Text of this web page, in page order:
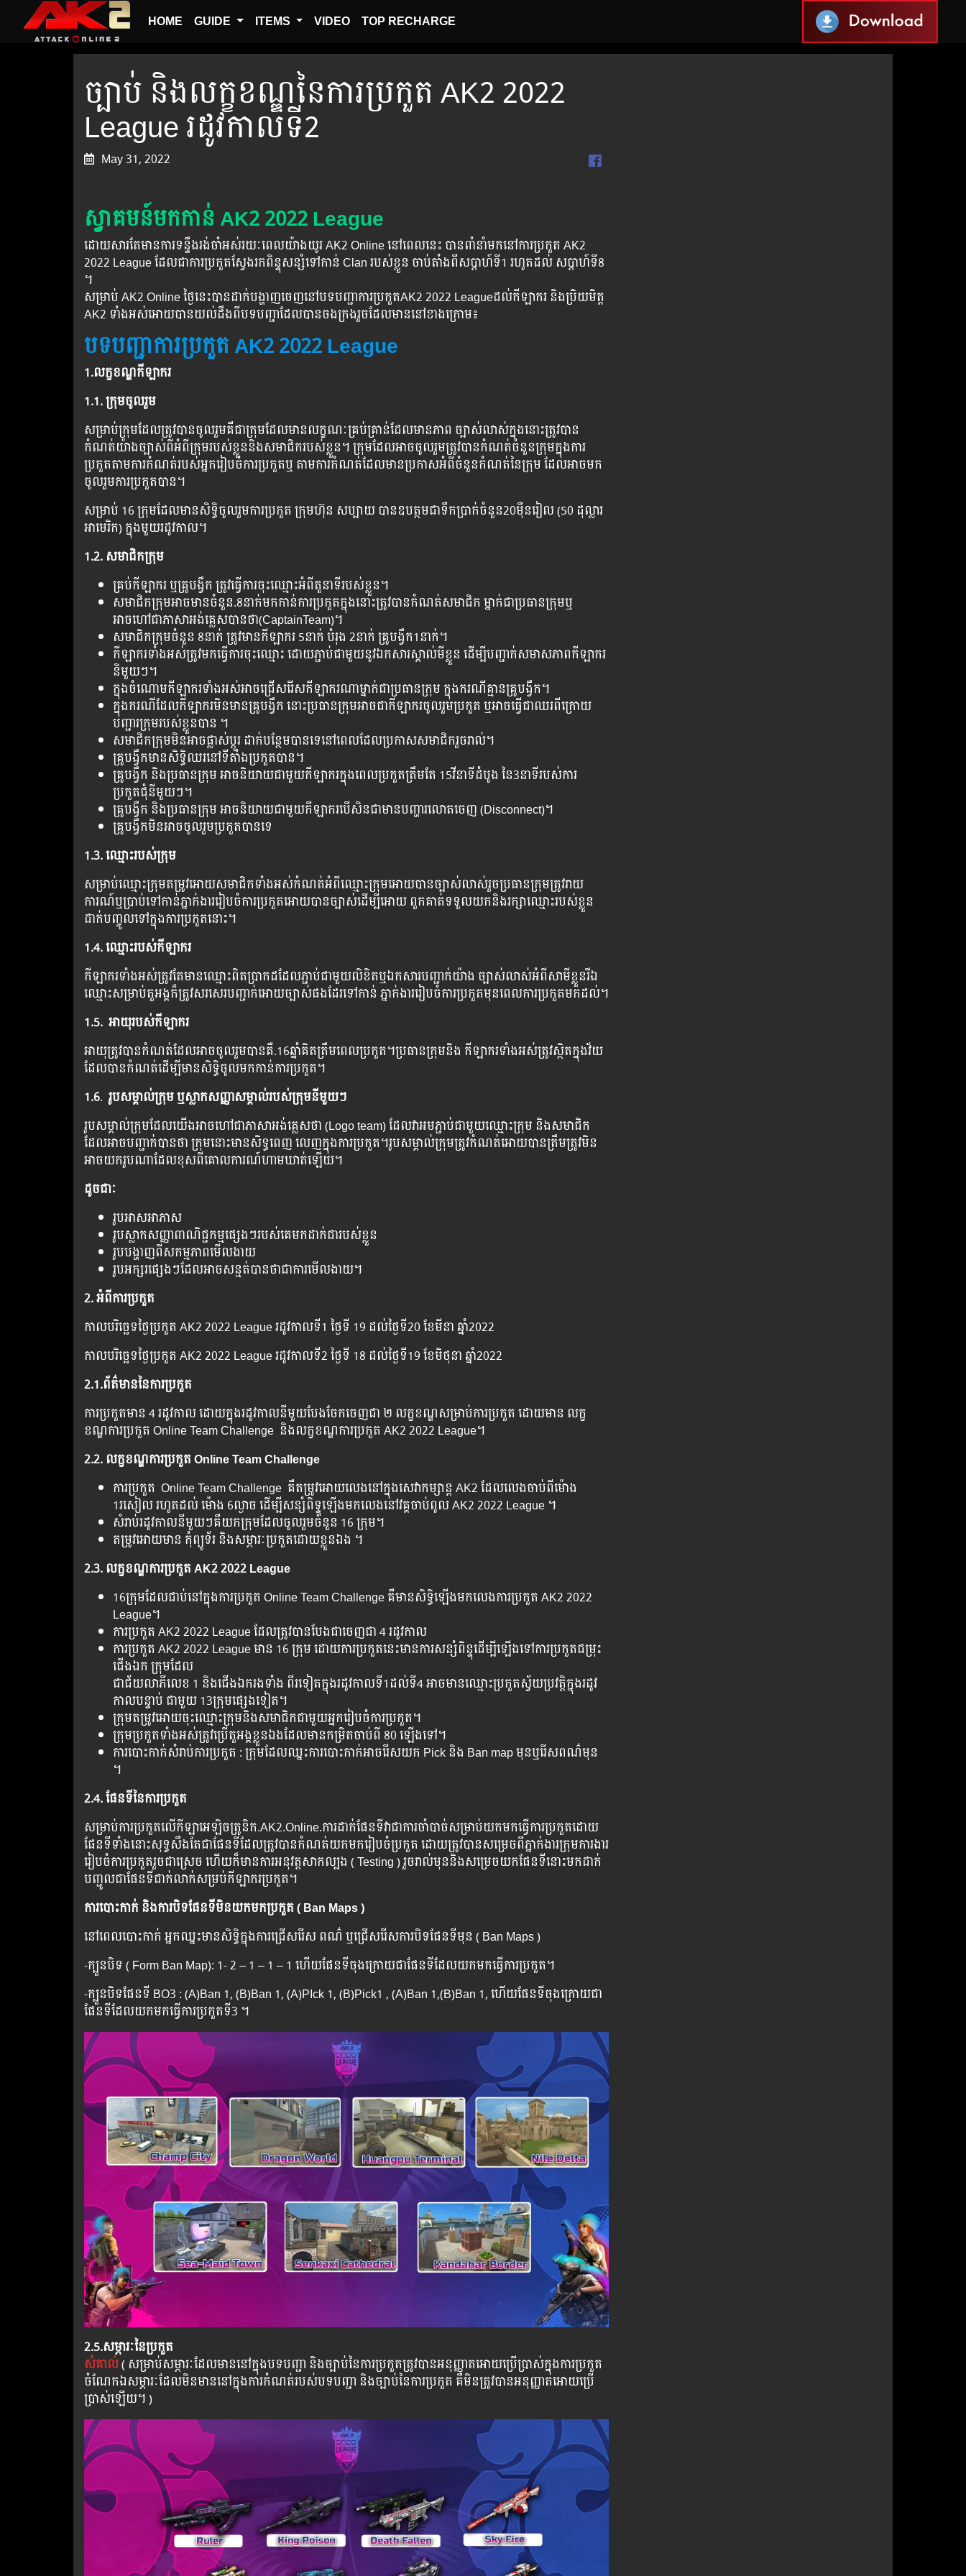
HOME GUIDE ITEMS VIDEO TOP RECHARGE
ច្បាប់ និងលក្ខខណ្ឌនៃការប្រកួត AK2 2022
League រដូវកាលទី2
May 31, 2022
ស្វាគមន៍មកកាន់ AK2 2022 League
ដោយសារតែមានការទន្ទឹងរង់ចាំអស់រយៈពេលយ៉ាងយូរ AK2 Online នៅពេលនេះ បានពាំនាំមកនៅការប្រកួត AK2
2022 League ដែលជាការប្រកួតស្វែងរកពិន្ទុសន្សំទៅកាន់ Clan របស់ខ្លួន ចាប់តាំងពីសប្ដាហ៍ទី1 រហូតដល់ សប្ដាហ៍ទី8
។
សម្រាប់ AK2 Online ថ្ងៃនេះបានដាក់បង្ហាញចេញនៅបទបញ្ជាការប្រកួតAK2 2022 Leagueដល់កីឡាករ និងប្រិយមិត្ត
AK2 ទាំងអស់អោយបានយល់ដឹងពីបទបញ្ជាដែលបានចងក្រងរួចដែលមាននៅខាងក្រោម៖
បទបញ្ជាការប្រកួត AK2 2022 League
1.លក្ខខណ្ឌកីឡាករ
1.1. ក្រុមចូលរួម
សម្រាប់ក្រុមដែលត្រូវបានចូលរួមគឺជាក្រុមដែលមានលក្ខណៈគ្រប់គ្រាន់ដែលមានភាព ច្បាស់លាស់ក្នុងនោះត្រូវបាន
កំណត់យ៉ាងច្បាស់ពីអំពីក្រុមរបស់ខ្លួននិងសមាជិករបស់ខ្លួន។ ក្រុមដែលអាចចូលរួមត្រូវបានកំណត់ចំនួនក្រុមក្នុងការ
ប្រកួតតាមការកំណត់របស់អ្នករៀបចំការប្រកួតឬ តាមការកំណត់ដែលមានប្រកាសអំពីចំនួនកំណត់នៃក្រុម ដែលអាចមក
ចូលរួមការប្រកួតបាន។
សម្រាប់ 16 ក្រុមដែលមានសិទ្ធិចូលរួមការប្រកួត ក្រុមហ៊ុន សប្បាយ បានឧបត្ថមជាទឹកប្រាក់ចំនួន​20ម៉ឺនរៀល (50 ដុល្លារ
អាមេរិក) ក្នុងមួយរដូវកាល។
1.2. សមាជិកក្រុម
គ្រប់កីឡាករ ឬគ្រូបង្វឹក ត្រូវធ្វើការចុះឈ្មោះអំពីតួនាទីរបស់ខ្លួន។
សមាជិកក្រុមអាចមានចំនួន.8នាក់មកកាន់ការប្រកួតក្នុងនោះត្រូវបានកំណត់សមាជិក ម្នាក់ជាប្រធានក្រុមឬ
អាចហៅជាភាសាអង់គ្លេសបានថា(CaptainTeam)។
សមាជិកក្រុមចំនួន 8នាក់ ត្រូវមានកីឡាករ 5នាក់ បំរុង 2នាក់ គ្រូបង្វឹក1នាក់។
កីឡាករទាំងអស់ត្រូវមកធ្វើការចុះឈ្មោះ ដោយភ្ជាប់ជាមួយនូវឯកសារស្គាល់មីខ្លួន ដើម្បីបញ្ជាក់សមាសភាពកីឡាករ
និមួយៗ។
ក្នុងចំណោមកីឡាករទាំងអស់អាចជ្រើសរើសកីឡាករណាម្នាក់ជាប្រធានក្រុម ក្នុងករណីគ្មានគ្រូបង្វឹក។
ក្នុងករណីដែលកីឡាករមិនមានគ្រូបង្វឹក នោះប្រធានក្រុមអាចជាកីឡាករចូលរួមប្រកួត ឬអាចធ្វើជាឈរពីក្រោយ
បញ្ជារក្រុមរបស់ខ្លួនបាន ។
សមាជិកក្រុមមិនអាចផ្លាស់ប្តូរ ដាក់បន្ថែមបានទេនៅពេលដែលប្រកាសសមាជិករួចរាល់។
គ្រូបង្វឹកមានសិទ្ធិឈរនៅទីតាំងប្រកួតបាន។
គ្រូបង្វឹក និងប្រធានក្រុម អាចនិយាយជាមួយកីឡាករក្នុងពេលប្រកួតត្រឹមតែ 15វីនាទីដំបូង នៃ3នាទីរបស់ការ
ប្រកួតជុំនីមួយៗ​។
គ្រូបង្វឹក និងប្រធានក្រុម អាចនិយាយជាមួយកីឡាករបើសិនជាមានបញ្ហារលោតចេញ (Disconnect)។
គ្រូបង្វឹកមិនអាចចូលរួមប្រកួតបានទេ
1.3. ឈ្មោះរបស់ក្រុម
សម្រាប់ឈ្មោះក្រុមតម្រូវអោយសមាជិកទាំងអស់កំណត់អំពីឈ្មោះក្រុមអោយបានច្បាស់លាស់រួចប្រធានក្រុមត្រូវរាយ
ការណ៍ឬប្រាប់ទៅកាន់ភ្នាក់ងាររៀបចំការប្រកួតអោយបានច្បាស់ដើម្បីអោយ ពួកគាត់ទទួលយកនិងរក្សាឈ្មោះរបស់ខ្លួន
ដាក់បញ្ចូលទៅក្នុងការប្រកួតនោះ។
1.4. ឈ្មោះរបស់កីឡាករ
កីឡាករទាំងអស់ត្រូវតែមានឈ្មោះពិតប្រាកដដែលភ្ជាប់ជាមួយលិខិតឬឯកសារបញ្ជាក់យ៉ាង ច្បាស់លាស់អំពីសាមីខ្លួនរីឯ
ឈ្មោះសម្រាប់តួអង្គក៏ត្រូវសរសេរបញ្ជាក់អោយច្បាស់ផងដែរទៅកាន់ ភ្នាក់ងាររៀបចំការប្រកួតមុនពេលការប្រកួតមកដល់។
1.5. អាយុរបស់កីឡាករ
អាយុត្រូវបានកំណត់ដែលអាចចូលរួមបានគឺ.16ឆ្នាំគិតត្រឹមពេលប្រកួត។ប្រធានក្រុមនិង កីឡាករទាំងអស់ត្រូវស្ថិតក្នុងវ័យ
ដែលបានកំណត់ដើម្បីមានសិទ្ធិចូលមកកាន់ការប្រកួត។
1.6. រូបសម្គាល់ក្រុម ឬស្លាកសញ្ញាសម្គាល់របស់ក្រុមនីមួយៗ
រូបសម្គាល់ក្រុមដែលយើងអាចហៅជាភាសាអង់គ្លេសថា (Logo ​​​team) ដែលវាអមភ្ជាប់ជាមួយឈ្មោះក្រុម និងសមាជិក
ដែលអាចបញ្ជាក់បានថា ក្រុមនោះមានសិទ្ធពេញ លេញក្នុងការប្រកួត។រូបសម្គាល់ក្រុមត្រូវកំណត់អោយបានត្រឹមត្រូវមិន
អាចយករូបណាដែលខុសពីគោលការណ៍ហាមឃាត់ឡើយ។
ដូចជាៈ
រូបអាសអាភាស
រូបស្លាកសញ្ញាពាណិជ្ជកម្មផ្សេងៗរបស់គេមកដាក់ជារបស់ខ្លួន
រូបបង្ហាញពីសកម្មភាពមើលងាយ
រូបអក្សរផ្សេងៗដែលអាចសន្មត់បានថាជាការមើលងាយ។
2. អំពីការប្រកួត
កាលបរិច្ឆេទថ្ងៃប្រកួត AK2 2022 League រដូវកាលទី1 ថ្ងៃទី 19 ដល់ថ្ងៃទី20 ខែមីនា ឆ្នាំ2022
កាលបរិច្ឆេទថ្ងៃប្រកួត AK2 2022 League រដូវកាលទី2 ថ្ងៃទី 18 ដល់ថ្ងៃទី19 ខែមិថុនា ឆ្នាំ2022
2.1.ព័ត៌មាននៃការប្រកួត
ការប្រកួតមាន 4 រដូវកាល ដោយក្នុងរដូវកាលនីមួយបែងចែកចេញជា ២ លក្ខខណ្ឌសម្រាប់ការប្រកួត ដោយមាន លក្ខ
ខណ្ឌការប្រកួត Online Team Challenge និងលក្ខខណ្ឌការប្រកួត​ AK2 2022 League។
2.2. លក្ខខណ្ឌការប្រកួត Online Team Challenge
ការប្រកួត Online Team Challenge គឺតម្រូវអោយលេងនៅក្នុងសេវាកម្សាន្ត AK2 ដែលលេងចាប់ពីម៉ោង
1រសៀល រហូតដល់ ម៉ោង 6ល្ងាច ដើម្បីសន្សំពិទ្ទុឡើងមកលេងនៅវគ្គចាប់ពូល AK2 2022 League ។
សំរាប់រដូវកាលនីមួយៗគឺយកក្រុមដែលចូលរួមចំនួន 16 ក្រុម។
តម្រូវអោយមាន កុំព្យូទ័រ និងសម្ភារៈប្រកួតដោយខ្លួនឯង ។
2.3. លក្ខខណ្ឌការប្រកួត AK2 2022 League
16ក្រុមដែលជាប់នៅក្នុង​ការប្រកួត Online Team Challenge គឺមានសិទ្ធិឡើងមកលេងការប្រកួត AK2 2022
League។
ការប្រកួត AK2 2022 League ដែលត្រូវបានបែងជាចេញជា 4 រដូវកាល
ការប្រកួត AK2 2022 League មាន 16 ក្រុម ដោយការប្រកួតនេះមានការសន្សំពិន្ទុដើម្បីឡើងទៅការប្រកួតជម្រុះ
ជើងឯក ក្រុមដែល
ជាជ័យលាភីលេខ 1 និងជើងឯករងទាំង ពីរទៀតក្នុងរដូវកាលទី1ដល់ទី4 អាចមានឈ្មោះប្រកួតស្វ័យប្រវត្តិក្នុងរដូវ
កាលបន្ទាប់ ជាមួយ 13ក្រុមផ្សេងទៀត។
ក្រុមតម្រូវអោយចុះឈ្មោះក្រុមនិងសមាជិកជាមួយអ្នករៀបចំការប្រកួត។
ក្រុមប្រកួតទាំងអស់ត្រូវប្រើតួអង្គខ្លួនឯងដែលមានកម្រិតចាប់ពី 80 ឡើងទៅ។
ការបោះកាក់សំរាប់ការប្រកួត : ក្រុមដែលឈ្នះការបោះកាក់អាចរើសយក Pick និង Ban map មុនឬរើសពណ៌មុន
។
2.4. ផែនទីនៃការប្រកួត
សម្រាប់ការប្រកួតលើកីឡាអេឡិចត្រូនិក.AK2.Online.ការដាក់ផែនទីវាជាការចាំបាច់សម្រាប់យកមកធ្វើការប្រកួតដោយ
ផែនទីទាំងនោះសុទ្ធសឹងតែជាផែនទីដែលត្រូវបានកំណត់យកមករៀបចំប្រកួត ដោយត្រូវបានសម្រេចពីភ្នាក់ងារក្រុមការងារ
រៀបចំការប្រកួតរួចជាស្រេច ហើយក៏មានការអនុវត្តសាកល្បង ( Testing ) រួចរាល់មុននិងសម្រេចយកផែនទីនោះមកដាក់
បញ្ជូលជាផែនទីជាក់លាក់សម្រប់កីឡាករប្រកួត។
ការបោះកាក់ និងការបិទផែនទីមិនយកមកប្រកួត ( Ban Maps )
នៅពេលបោះកាក់ អ្នកឈ្នះមានសិទ្ធិក្នុងការជ្រើសរើស ពណ៌ ឬជ្រើសរើសការបិទផែនទីមុន​ ( Ban Maps )
-ក្បួនបិទ ( Form Ban Map): 1- 2 – 1 – 1 – 1 ហើយផែនទីចុងក្រោយជាផែនទីដែលយកមកធ្វើការប្រកួត។
-ក្បួនបិទផែនទី BO3 : (A)Ban 1, (B)Ban 1, (A)PIck 1, (B)Pick1 , (A)Ban 1,(B)Ban 1, ហើយផែនទីចុងក្រោយជា
ផែនទីដែលយកមកធ្វើការប្រកួតទី3 ។
2.5.សម្ភារៈនៃប្រកួត
សំគាល់( សម្រាប់សម្ភារៈដែលមាននៅក្នុងបទបញ្ជា និងច្បាប់នៃការប្រកួតត្រូវបានអនុញ្ញាតអោយប្រើប្រាស់ក្នុងការប្រកួត
ចំណែកឯសម្ភារៈដែលមិនមាននៅក្នុងការកំណត់របស់បទបញ្ជា និងច្បាប់នៃការប្រកួត គឺមិនត្រូវបានអនុញ្ញាតអោយប្រើ
ប្រាស់ឡើយ។ )